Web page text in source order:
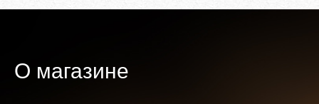
О магазине